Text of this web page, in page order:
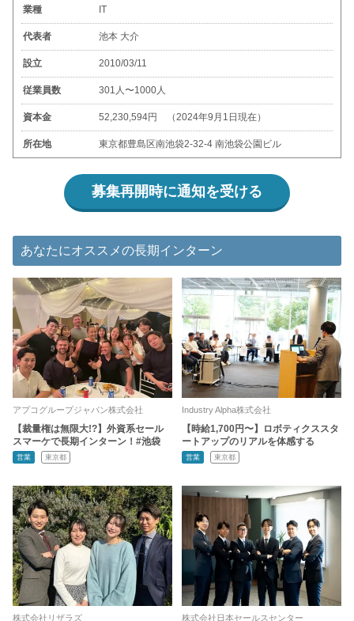
業種 IT
代表者 池本 大介
設立 2010/03/11
従業員数 301人〜1000人
資本金 52,230,594円 （2024年9月1日現在）
所在地 東京都豊島区南池袋2-32-4 南池袋公園ビル
募集再開時に通知を受ける
あなたにオススメの長期インターン
アプコグループジャパン株式会社
【裁量権は無限大!?】外資系セール
スマーケで長期インターン！#池袋
営業 東京都
Industry Alpha株式会社
【時給1,700円〜】ロボティクススタ
ートアップのリアルを体感する
営業 東京都
株式会社リザラズ 株式会社日本セールスセンター